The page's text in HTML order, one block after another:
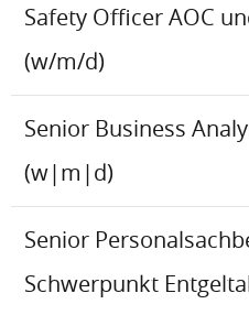
Safety Officer AOC
(w/m/d)
Senior Business
(w|m|d)
Senior
Schwerpunkt